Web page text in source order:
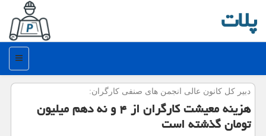
پلات
منو
دبیر كل كانون عالی انجمن های صنفی كارگران:
هزینه معیشت كارگران از ۴ و نه دهم میلیون
تومان گذشته است